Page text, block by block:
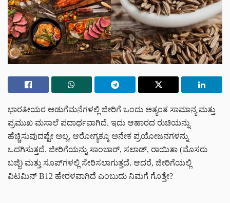
ಭಾರತೀಯರ ಅಡುಗೆಮನೆಗಳಲ್ಲಿ ಜೀರಿಗೆ ಒಂದು ಅತ್ಯಂತ ಸಾಮಾನ್ಯ ಮತ್ತು
ಪ್ರಮುಖ ಮಸಾಲೆ ಪದಾರ್ಥವಾಗಿದೆ. ಇದು ಆಹಾರದ ರುಚಿಯನ್ನು
ಹೆಚ್ಚಿಸುವುದಷ್ಟೇ ಅಲ್ಲ, ಆರೋಗ್ಯಕ್ಕೂ ಅನೇಕ ಪ್ರಯೋಜನಗಳನ್ನು
ಒದಗಿಸುತ್ತದೆ. ಜೀರಿಗೆಯನ್ನು ಸಾಂಬಾರ್, ಸಲಾಡ್, ರಾಯಿತಾ (ಮೊಸರು
ಬಜ್ಜಿ) ಮತ್ತು ಸೂಪ್‌ಗಳಲ್ಲಿ ಸೇರಿಸಲಾಗುತ್ತದೆ. ಆದರೆ, ಜೀರಿಗೆಯಲ್ಲಿ
ವಿಟಮಿನ್ B12 ಹೇರಳವಾಗಿದೆ ಎಂಬುದು ನಿಮಗೆ ಗೊತ್ತೇ?